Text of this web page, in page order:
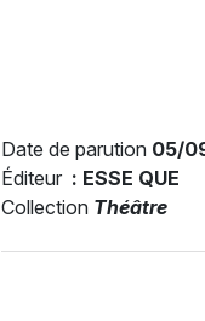
Date de parution 05/
Éditeur : ESSE QUE
Collection Théâtre